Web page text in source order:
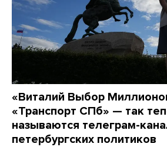
«Виталий Выбор
«Транспорт СПб» — так
называются телеграм-
петербургских политиков